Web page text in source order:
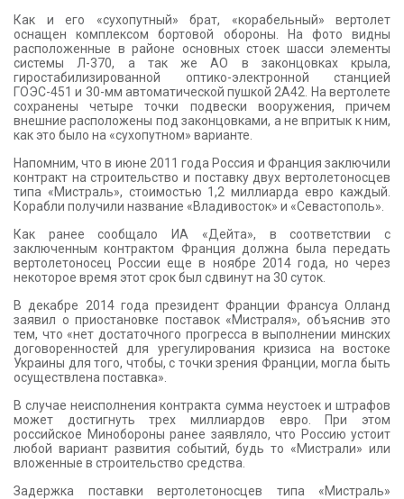
Как и его «сухопутный» брат, «корабельный» вертолет
оснащен комплексом бортовой обороны. На фото видны
расположенные в районе основных стоек шасси элементы
системы Л-370, а так же АО в законцовках крыла,
гиростабилизированной оптико-электронной станцией
ГОЭС-451 и 30-мм автоматической пушкой 2А42. На вертолете
сохранены четыре точки подвески вооружения, причем
внешние расположены под законцовками, а не впритык к ним,
как это было на «сухопутном» варианте.
Напомним, что в июне 2011 года Россия и Франция заключили
контракт на строительство и поставку двух вертолетоносцев
типа «Мистраль», стоимостью 1,2 миллиарда евро каждый.
Корабли получили название «Владивосток» и «Севастополь».
Как ранее сообщало ИА «Дейта», в соответствии с
заключенным контрактом Франция должна была передать
вертолетоносец России еще в ноябре 2014 года, но через
некоторое время этот срок был сдвинут на 30 суток.
В декабре 2014 года президент Франции Франсуа Олланд
заявил о приостановке поставок «Мистраля», объяснив это
тем, что «нет достаточного прогресса в выполнении минских
договоренностей для урегулирования кризиса на востоке
Украины для того, чтобы, с точки зрения Франции, могла быть
осуществлена поставка».
В случае неисполнения контракта сумма неустоек и штрафов
может достигнуть трех миллиардов евро. При этом
российское Минобороны ранее заявляло, что Россию устоит
любой вариант развития событий, будь то «Мистрали» или
вложенные в строительство средства.
Задержка поставки вертолетоносцев типа «Мистраль»